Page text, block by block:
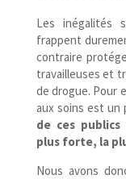
Les inégalités
frappent
contraire
travailleuses et
de drogue. Pour
aux soins est un
de ces
plus forte, la
Nous avons